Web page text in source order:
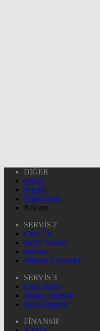
DİĞER
Künye
İletişim
Hakkımızda
Reklam
SERVİS 2
Canlı Tv
Yayın Akışları
Sinema
Nöbetçi Eczaneler
SERVİS 3
Canlı Borsa
Namaz Vakitleri
Puan Durumu
FİNANSİF